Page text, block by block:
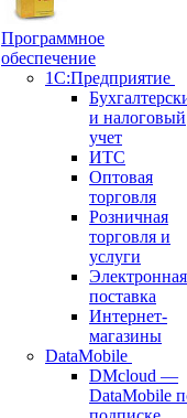
Программное
обеспечение
1С:Предприятие
и налоговый
учет
ИТС
Оптовая
торговля
Розничная
торговля и
услуги
Электронная
поставка
Интернет-
магазины
DataMobile
DMcloud —
DataMobile